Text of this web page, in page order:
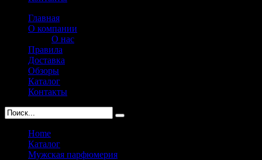
Главная
О компании
О нас
Правила
Доставка
Обзоры
Каталог
Контакты
Home
Каталог
Мужская парфюмерия